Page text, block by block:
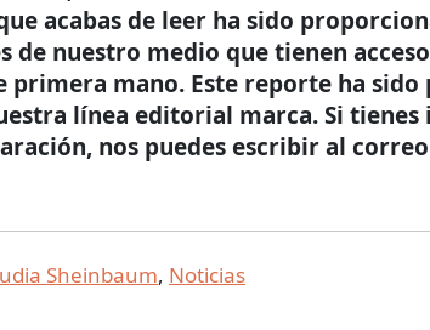
acabas de leer ha sido
de nuestro medio que tienen
primera mano. Este reporte ha sido
línea editorial marca. Si tienes
nos puedes escribir al correo
Sheinbaum, Noticias